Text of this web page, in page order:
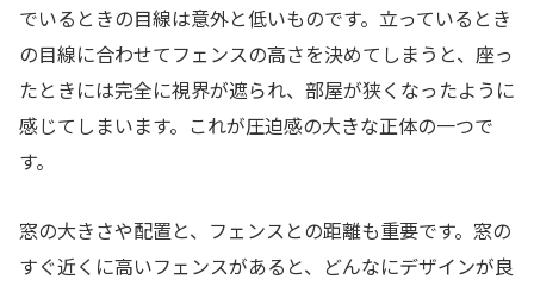
でいるときの目線は意外と低いものです。立っているとき
の目線に合わせてフェンスの高さを決めてしまうと、座っ
たときには完全に視界が遮られ、部屋が狭くなったように
感じてしまいます。これが圧迫感の大きな正体の一つで
す。
窓の大きさや配置と、フェンスとの距離も重要です。窓の
すぐ近くに高いフェンスがあると、どんなにデザインが良